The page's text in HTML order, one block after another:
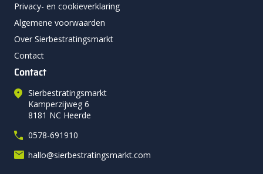
Privacy- en cookieverklaring
Algemene voorwaarden
Over Sierbestratingsmarkt
Contact
Contact
Sierbestratingsmarkt
Kamperzijweg 6
8181 NC Heerde
0578-691910
hallo@sierbestratingsmarkt.com